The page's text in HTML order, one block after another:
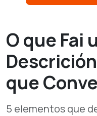
O que Fai
que
5 elementos que